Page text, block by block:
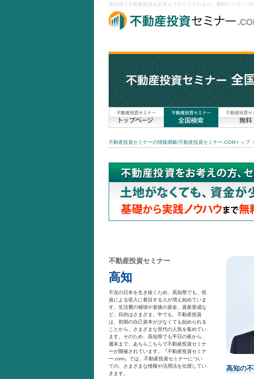
高知県で不動産投資をお考えですか？それなら、無料のノウハ
不動産投資セミナーの情報満載!不動産投資セミナー.COMトップ
不動産投資セミナー
高知
不況の日本を生き抜くため、高知県でも、投
資による収入に着目する人が増え始めていま
す。生活費の補填や老後の資金、資産形成な
ど、目的はさまざま。中でも、不動産投資
は、初期の自己資本が少なくても始められる
ことから、さまざまな世代の人気を集めてい
ます。そのため、高知県でも平日の夜から、
週末まで、あちらこちらで不動産投資セミナ
ーが開催されています。『不動産投資セミナ
ー.com』では、不動産投資セミナーについ
ての、さまざまな情報や活用法を伝授してい
きます。
高知の